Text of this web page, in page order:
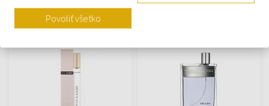
85,80 € do 116,24 €
Povoliť všetko